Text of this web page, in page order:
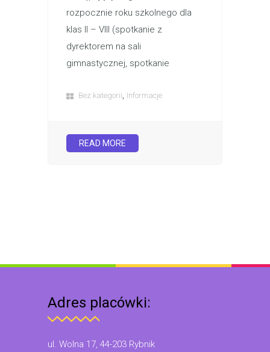
rozpocznie roku szkolnego dla
klas II – VIII (spotkanie z
dyrektorem na sali
gimnastycznej, spotkanie
Bez kategorii, Informacje
READ MORE
Adres placówki:
ul. Wolna 17, 44-203 Rybnik